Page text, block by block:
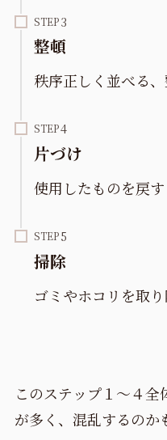
STEP
整頓
秩序正しく並べる
STEP
片づけ
使用したものを戻す
STEP
掃除
ゴミやホコリを取
このステップ１～４全
が多く、混乱するのか